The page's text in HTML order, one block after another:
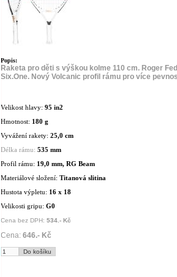
Popis:
Raketa pro děti s výškou kolme 110 cm. Roger
Six.One. Nový Volcanic profil rámu pro více
Velikost hlavy: 95 in2
Hmotnost: 180 g
Vyvážení rakety: 25,0 cm
Délka rámu: 535 mm
Profil rámu: 19,0 mm, RG Beam
Materiálové složení: Titanová slitina
Hustota výpletu: 16 x 18
Velikosti gripu: G0
Cena bez DPH: 534.- Kč
Cena: 646.- Kč